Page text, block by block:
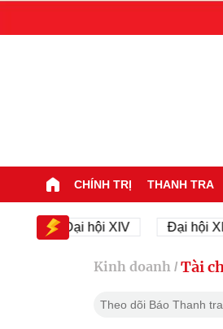
CHÍNH TRỊ THANH TRA
Đại hội XIV Đại hội XIV
Kinh doanh / Tài
Theo dõi Báo Thanh